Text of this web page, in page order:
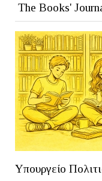
The Books'
Υπουργείο